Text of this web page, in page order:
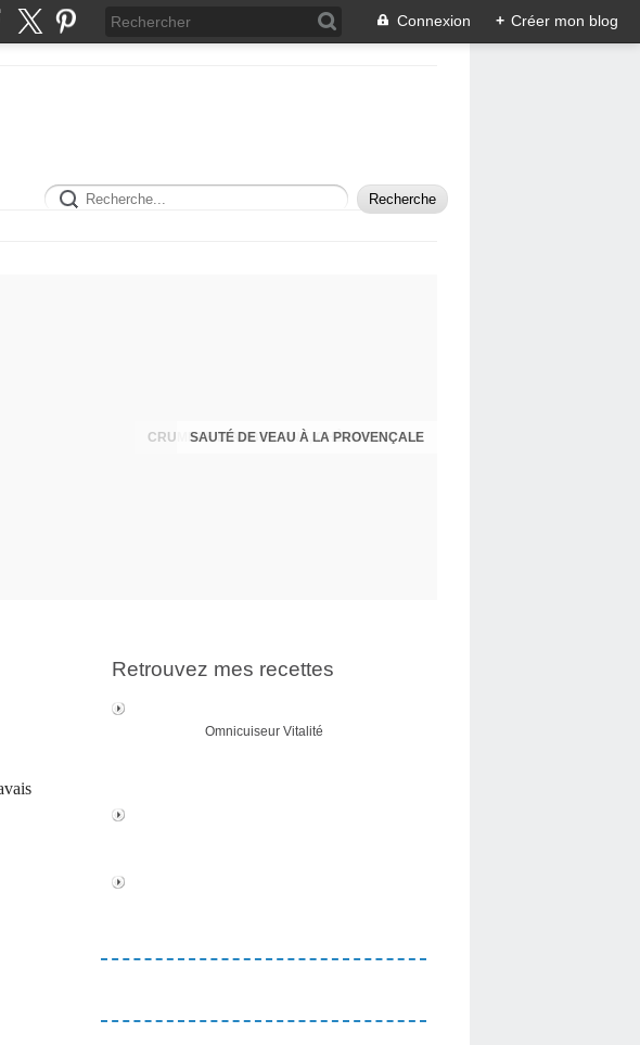
Connexion + Créer mon blog
SAUTÉ DE VEAU À LA PROVENÇALE
Retrouvez mes recettes
Omnicuiseur Vitalité